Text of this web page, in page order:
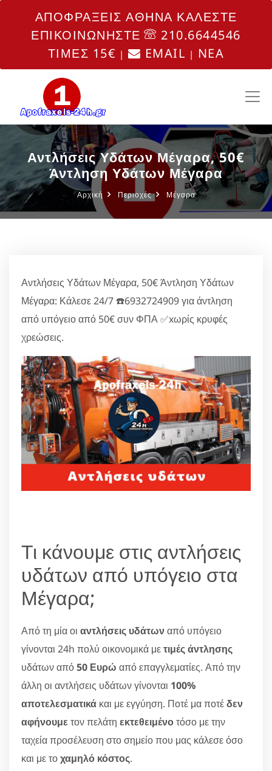
ΑΠΟΦΡΑΞΕΙΣ ΑΘΗΝΑ ΚΑΛΕΣΤΕ
ΕΠΙΚΟΙΝΩΝΗΣΤΕ
210.6644546
ΤΙΜΕΣ 15€ | EMAIL | NEA
Αντλήσεις Υδάτων Μέγαρα, 50€
Άντληση Υδάτων Μέγαρα
Αρχική Περιοχές Μέγαρα
Αντλήσεις Υδάτων Μέγαρα, 50€ Άντληση Υδάτων
Μέγαρα: Κάλεσε 24/7 ☎️6932724909 για άντληση
από υπόγειο από 50€ συν ΦΠΑ ✅xωρίς κρυφές
χρεώσεις.
Τι κάνουμε στις αντλήσεις
υδάτων από υπόγειο στα
Μέγαρα;
Από τη μία οι αντλήσεις υδάτωναπό υπόγειο
γίνονται 24h πολύ οικονομικά μετιμές άντλησης
υδάτων από50 Ευρώ από επαγγλεματίες. Από την
άλλη οι αντλήσεις υδάτων γίνονται 100%
αποτελεσματικά και με εγγύηση. Ποτέ μα ποτέδεν
αφήνουμε τον πελάτη εκτεθειμένοτόσο με την
ταχεία προσέλευση στο σημείο που μας κάλεσε όσο
και με τοχαμηλό κόστος.